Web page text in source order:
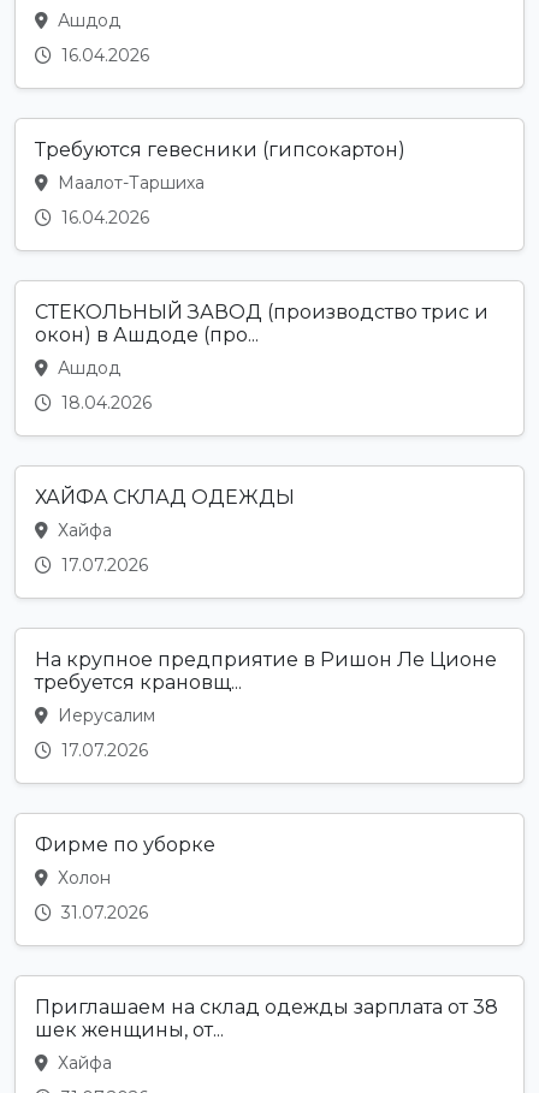
Ашдод
16.04.2026
Требуются гевесники (гипсокартон)
Маалот-Таршиха
16.04.2026
СТЕКОЛЬНЫЙ ЗАВОД (производство трис и
окон) в Ашдоде (про...
Ашдод
18.04.2026
ХАЙФА СКЛАД ОДЕЖДЫ
Хайфа
17.07.2026
На крупное предприятие в Ришон Ле Ционе
требуется крановщ...
Иерусалим
17.07.2026
Фирме по уборке
Холон
31.07.2026
Приглашаем на склад одежды зарплата от 38
шек женщины, от...
Хайфа